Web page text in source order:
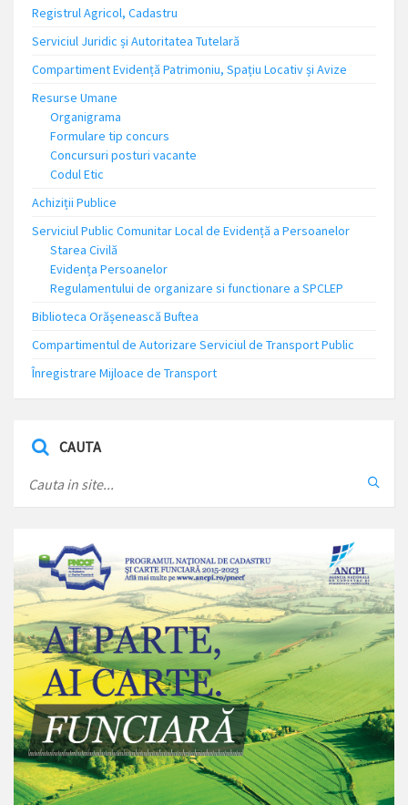
Registrul Agricol, Cadastru
Serviciul Juridic și Autoritatea Tutelară
Compartiment Evidență Patrimoniu, Spațiu Locativ și Avize
Resurse Umane
Organigrama
Formulare tip concurs
Concursuri posturi vacante
Codul Etic
Achiziții Publice
Serviciul Public Comunitar Local de Evidență a Persoanelor
Starea Civilă
Evidența Persoanelor
Regulamentului de organizare si functionare a SPCLEP
Biblioteca Orășenească Buftea
Compartimentul de Autorizare Serviciul de Transport Public
Înregistrare Mijloace de Transport
CAUTA